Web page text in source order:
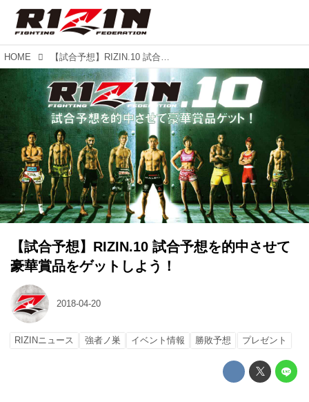
HOME 【試合予想】RIZIN.10 試合予想を的中させて豪華賞品をゲットしよう！
【試合予想】RIZIN.10 試合予想を的中させて
豪華賞品をゲットしよう！
2018-04-20
RIZINニュース 強者ノ巣 イベント情報 勝敗予想 プレゼント